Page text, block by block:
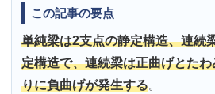
この記事の要点
単純梁は2支点の静定構造、連続
定構造で、連続梁は正曲げとた
りに負曲げが発生する。